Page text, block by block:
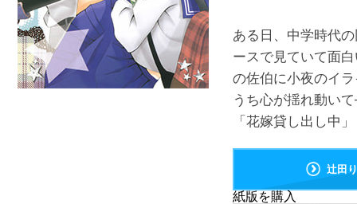
ある日、中学時代
ースで見ていて面
の佐伯に小夜のイ
うち心が揺れ動い
「花嫁貸し出し中
辻田
紙版を購入